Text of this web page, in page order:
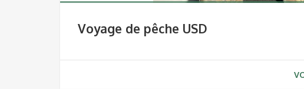
Voyage de pêche USD